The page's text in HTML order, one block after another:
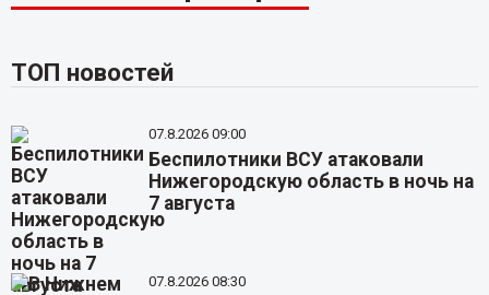
ТОП новостей
07.8.2026 09:00
Беспилотники ВСУ атаковали
Нижегородскую область в ночь на
7 августа
07.8.2026 08:30